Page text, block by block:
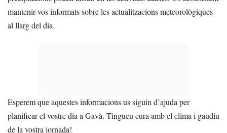
mantenir-vos informats sobre les actualitzacions meteorològiques
al llarg del dia.
Esperem que aquestes informacions us siguin d’ajuda per
planificar el vostre dia a Gavà. Tingueu cura amb el clima i gaudiu
de la vostra jornada!